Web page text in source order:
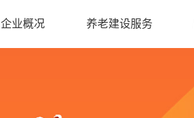
企业概况 养老建设服务